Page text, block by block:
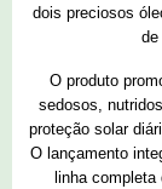
dois preciosos
de
O produto
sedosos,
proteção solar
O lançamento
linha